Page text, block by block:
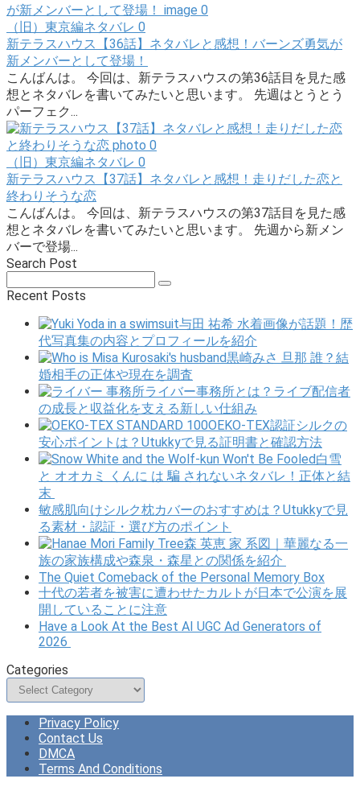
（旧）東京編ネタバレ 0
新テラスハウス【36話】ネタバレと感想！バーンズ勇気が
新メンバーとして登場！
こんばんは。 今回は、新テラスハウスの第36話目を見た感
想とネタバレを書いてみたいと思います。 先週はとうとう
パーフェク...
（旧）東京編ネタバレ 0
新テラスハウス【37話】ネタバレと感想！走りだした恋と
終わりそうな恋
こんばんは。 今回は、新テラスハウスの第37話目を見た感
想とネタバレを書いてみたいと思います。 先週から新メン
バーで登場...
Search Post
Recent Posts
与田 祐希 水着画像が話題！歴
代写真集の内容とプロフィールを紹介
黒崎みさ 旦那 誰？結
婚相手の正体や現在を調査
ライバー事務所とは？ライブ配信者
の成長と収益化を支える新しい仕組み
OEKO-TEX認証シルクの
安心ポイントは？Utukkyで見る証明書と確認方法
白雪
と オオカミ くんに は 騙 されないネタバレ！正体と結
末
敏感肌向けシルク枕カバーのおすすめは？Utukkyで見
る素材・認証・選び方のポイント
森 英恵 家 系図｜華麗なる一
族の家族構成や森泉・森星との関係を紹介
The Quiet Comeback of the Personal Memory Box
十代の若者を被害に遭わせたカルトが日本で公演を展
開していることに注意
Have a Look At the Best AI UGC Ad Generators of
2026
Categories
Categories
Privacy Policy
Contact Us
DMCA
Terms And Conditions